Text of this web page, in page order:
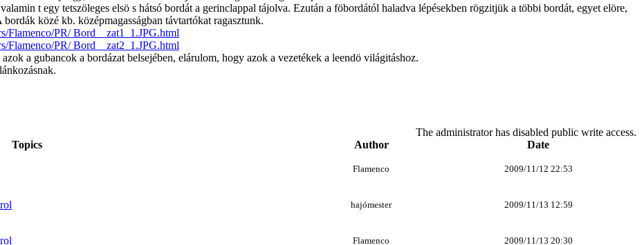
t egy tetszöleges elsö s hátsó bordát a gerinclappal tájolva. Ezután a föbordától haladva lépésekben rögzitjük a többi bordát, egyet elöre,
közé kb. középmagasságban távtartókat ragasztunk.
Flamenco/PR/ Bord__zat1_1.JPG.html
Flamenco/PR/ Bord__zat2_1.JPG.html
a gubancok a bordázat belsejében, elárulom, hogy azok a vezetékek a leendö világitáshoz.
The administrator has disabled public write access.
Topics
Author Date
Flamenco 2009/11/12 22:53
hajómester 2009/11/13 12:59
Flamenco 2009/11/13 20:30